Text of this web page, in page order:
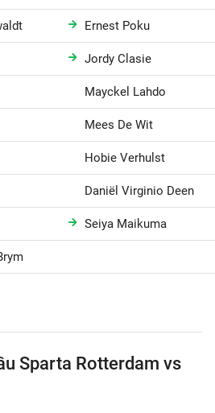
Ernest Poku
Jordy Clasie
Mayckel Lahdo
Mees De Wit
Hobie Verhulst
Daniël Virginio Deen
Seiya Maikuma
Sparta Rotterdam vs